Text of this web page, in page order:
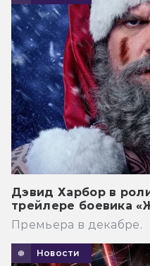
Дэвид Харбор в
трейлере боевика
Премьера в декабре.
Новости